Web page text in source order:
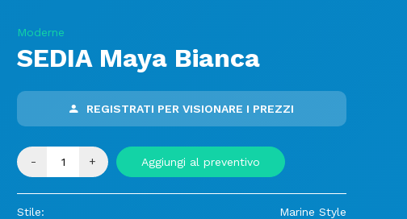
Moderne
SEDIA Maya Bianca
REGISTRATI PER VISIONARE I PREZZI
- + Aggiungi al preventivo
Stile:
Marine Style